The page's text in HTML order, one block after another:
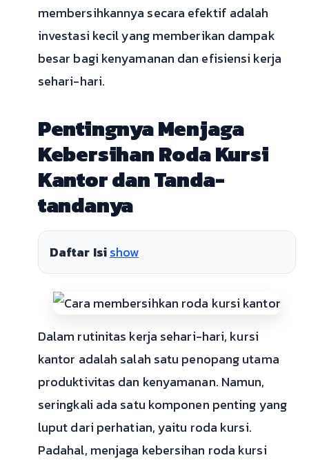
membersihkannya secara efektif adalah
investasi kecil yang memberikan dampak
besar bagi kenyamanan dan efisiensi kerja
sehari-hari.
Pentingnya Menjaga
Kebersihan Roda Kursi
Kantor dan Tanda-
tandanya
Daftar Isishow
Dalam rutinitas kerja sehari-hari, kursi
kantor adalah salah satu penopang utama
produktivitas dan kenyamanan. Namun,
seringkali ada satu komponen penting yang
luput dari perhatian, yaitu roda kursi.
Padahal, menjaga kebersihan roda kursi